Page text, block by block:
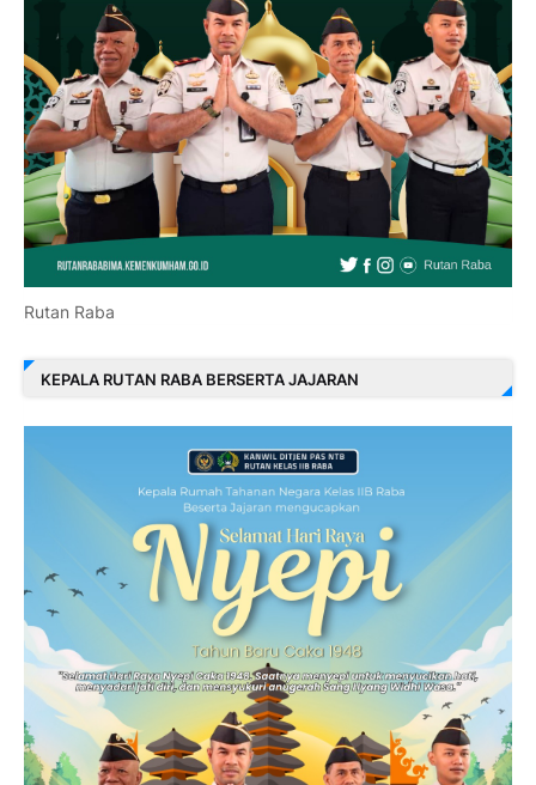
Rutan Raba
KEPALA RUTAN RABA BERSERTA JAJARAN